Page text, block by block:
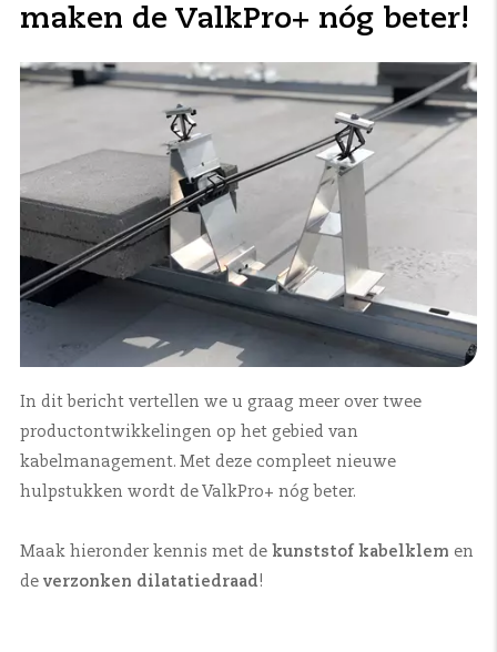
maken de ValkPro+ nóg beter!
In dit bericht vertellen we u graag meer over twee
productontwikkelingen op het gebied van
kabelmanagement. Met deze compleet nieuwe
hulpstukken wordt de ValkPro+ nóg beter.
Maak hieronder kennis met de kunststof kabelklem en
de verzonken dilatatiedraad!